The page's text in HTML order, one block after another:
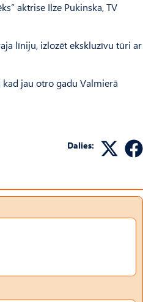
aktrise Ilze Pukinska, TV
līniju, izlozēt ekskluzīvu tūri ar
jau otro gadu Valmierā
Dalies: